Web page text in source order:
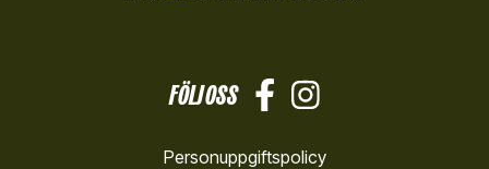
FÖLJ OSS
Personuppgiftspolicy